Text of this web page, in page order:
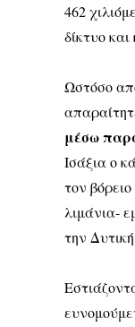
462
δίκτυο
Ωστόσο
μέσω
Ισάξια ο
τον
λιμάνια-
την